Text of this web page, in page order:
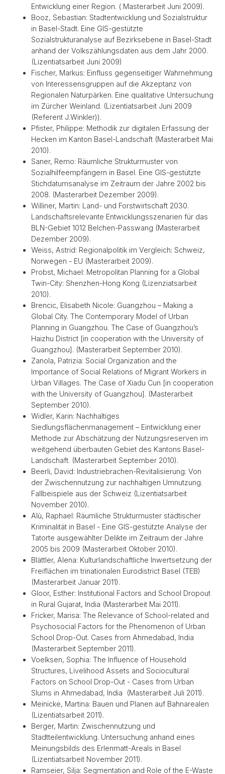
Entwicklung einer Region. ( Masterarbeit Juni 2009).
Booz, Sebastian: Stadtentwicklung und Sozialstruktur
in Basel-Stadt. Eine GIS-gestützte
Sozialstrukturanalyse auf Bezirksebene in Basel-Stadt
anhand der Volkszählungsdaten aus dem Jahr 2000.
(Lizentiatsarbeit Juni 2009)
Fischer, Markus: Einfluss gegenseitiger Wahrnehmung
von Interessensgruppen auf die Akzeptanz von
Regionalen Naturpärken. Eine qualitative Untersuchung
im Zürcher Weinland. (Lizentiatsarbeit Juni 2009
(Referent J.Winkler)).
Pfister, Philippe: Methodik zur digitalen Erfassung der
Hecken im Kanton Basel-Landschaft (Masterarbeit Mai
2010).
Saner, Remo: Räumliche Strukturmuster von
Sozialhilfeempfängern in Basel. Eine GIS-gestützte
Stichdatumsanalyse im Zeitraum der Jahre 2002 bis
2008. (Masterarbeit Dezember 2009).
Williner, Martin: Land- und Forstwirtschaft 2030.
Landschaftsrelevante Entwicklungsszenarien für das
BLN-Gebiet 1012 Belchen-Passwang (Masterarbeit
Dezember 2009).
Weiss, Astrid: Regionalpolitik im Vergleich: Schweiz,
Norwegen - EU (Masterarbeit 2009).
Probst, Michael: Metropolitan Planning for a Global
Twin-City: Shenzhen-Hong Kong (Lizenziatsarbeit
2010).
Brencic, Elisabeth Nicole: Guangzhou – Making a
Global City. The Contemporary Model of Urban
Planning in Guangzhou. The Case of Guangzhou’s
Haizhu District [in cooperation with the University of
Guangzhou]. (Masterarbeit September 2010).
Zanola, Patrizia: Social Organization and the
Importance of Social Relations of Migrant Workers in
Urban Villages. The Case of Xiadu Cun [in cooperation
with the University of Guangzhou]. (Masterarbeit
September 2010).
Widler, Karin: Nachhaltiges
Siedlungsflächenmanagement – Eintwicklung einer
Methode zur Abschätzung der Nutzungsreserven im
weitgehend überbauten Gebiet des Kantons Basel-
Landschaft. (Masterarbeit September 2010).
Beerli, David: Industriebrachen-Revitalisierung: Von
der Zwischennutzung zur nachhaltigen Umnutzung.
Fallbeispiele aus der Schweiz (Lizentiatsarbeit
November 2010).
Alù, Raphael: Räumliche Strukturmuster städtischer
Kriminalität in Basel - Eine GIS-gestützte Analyse der
Tatorte ausgewählter Delikte im Zeitraum der Jahre
2005 bis 2009 (Masterarbeit Oktober 2010).
Blättler, Alena: Kulturlandschaftliche Inwertsetzung der
Freiflächen im trinationalen Eurodistrict Basel (TEB)
(Masterarbeit Januar 2011).
Gloor, Esther: Institutional Factors and School Dropout
in Rural Gujarat, India (Masterarbeit Mai 2011).
Fricker, Marisa: The Relevance of School-related and
Psychosocial Factors for the Phenomenon of Urban
School Drop-Out. Cases from Ahmedabad, India
(Masterarbeit September 2011).
Voelksen, Sophia: The Influence of Household
Structures, Livelihood Assets and Sociocultural
Factors on School Drop-Out - Cases from Urban
Slums in Ahmedabad, India (Masterarbeit Juli 2011).
Meinicke, Martina: Bauen und Planen auf Bahnarealen
(Lizentiatsarbeit 2011).
Berger, Martin: Zwischennutzung und
Stadtteilentwicklung. Untersuchung anhand eines
Meinungsbilds des Erlenmatt-Areals in Basel
(Lizentiatsarbeit November 2011).
Ramseier, Silja: Segmentation and Role of the E-Waste